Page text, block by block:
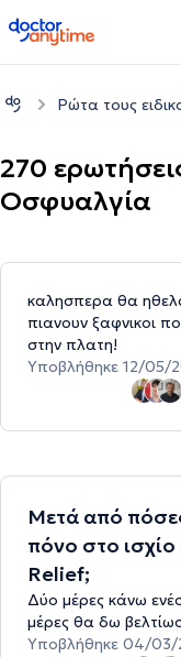
doctoranytime
Ρώτα τους
270
Οσφυαλγία
καλησπερα θα
πιανουν ξαφνικοι
στην πλατη!
Υποβλήθηκε 12/05/
Μετά από
πόνο στο ισχίο
Relief;
Δύο μέρες κάνω
μέρες θα δω
Υποβλήθηκε 04/03/